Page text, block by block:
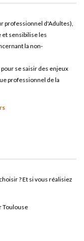
professionnel d'Adultes),
et sensibilise les
la non-
se saisir des enjeux
professionnel de la
? Et si vous réalisiez
Toulouse